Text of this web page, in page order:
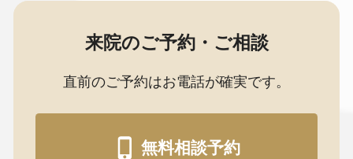
来院のご予約・ご相談
直前のご予約はお電話が確実です。
無料相談予約